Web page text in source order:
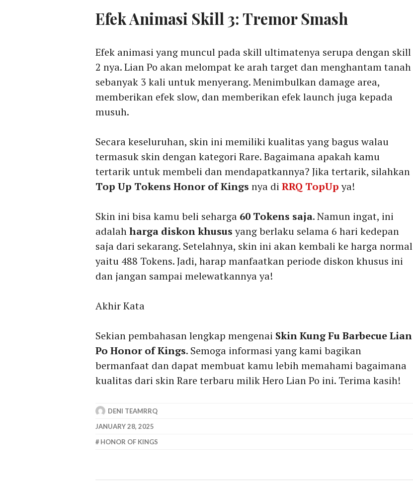
Efek Animasi Skill 3: Tremor Smash
Efek animasi yang muncul pada skill ultimatenya serupa dengan skill
2 nya. Lian Po akan melompat ke arah target dan menghantam tanah
sebanyak 3 kali untuk menyerang. Menimbulkan damage area,
memberikan efek slow, dan memberikan efek launch juga kepada
musuh.
Secara keseluruhan, skin ini memiliki kualitas yang bagus walau
termasuk skin dengan kategori Rare. Bagaimana apakah kamu
tertarik untuk membeli dan mendapatkannya? Jika tertarik, silahkan
Top Up Tokens Honor of Kings nya di RRQ TopUpya!
Skin ini bisa kamu beli seharga 60 Tokens saja. Namun ingat, ini
adalahharga diskon khususyang berlaku selama 6 hari kedepan
saja dari sekarang. Setelahnya, skin ini akan kembali ke harga normal
yaitu 488 Tokens. Jadi, harap manfaatkan periode diskon khusus ini
dan jangan sampai melewatkannya ya!
Akhir Kata
Sekian pembahasan lengkap mengenai Skin Kung Fu Barbecue Lian
Po Honor of Kings. Semoga informasi yang kami bagikan
bermanfaat dan dapat membuat kamu lebih memahami bagaimana
kualitas dari skin Rare terbaru milik Hero Lian Po ini. Terima kasih!
DENI TEAMRRQ
JANUARY 28, 2025
HONOR OF KINGS